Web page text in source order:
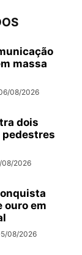
massa
08/2026
dois
pedestres
08/2026
ouro em
08/2026